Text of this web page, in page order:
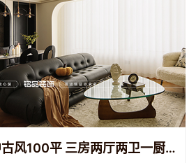
临安柏悦府装修 中古风100平 三房两厅两卫一厨装修案例分享